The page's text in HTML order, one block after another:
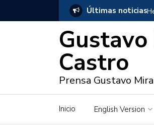
Últimas noticias
Castro
Prensa Gustavo
Inicio English Version